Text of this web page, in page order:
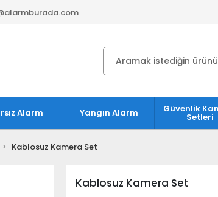
Alarm Yangın Alarm Güvenlik
Setleri
Kablosuz Kamera Set
Kablosuz Kamera Set